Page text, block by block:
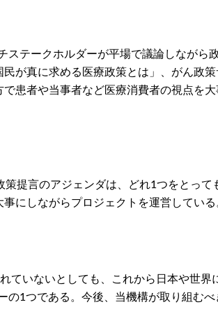
テークホルダーが平場で議論しながら
が真に求める医療政策とは」、がん政
患者や当事者など医療消費者の視点を
提言のアジェンダは、どれ1つをとって
にしながらプロジェクトを運営している
ていないとしても、これから日本や世界
1つである。今後、当機構が取り組む